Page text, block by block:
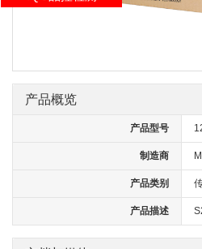
产品概览
产品型号
制造商
产品类别
产品描述